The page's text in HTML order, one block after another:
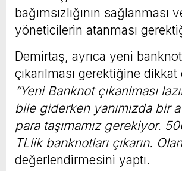
bağımsızlığının sağlanması
yöneticilerin atanması
Demirtaş, ayrıca yeni
çıkarılması gerektiğine
“Yeni Banknot çıkarılması
bile giderken yanımızda bir
para taşımamız gerekiyor.
TLlik banknotları çıkarın.
değerlendirmesini yaptı.